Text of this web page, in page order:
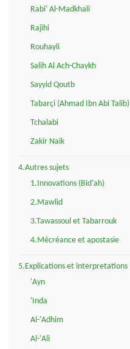
Rabi' Al-Madkhali
Rajihi
Rouhayli
Salih Al Ach-Chaykh
Sayyid Qoutb
Tabarçi (Ahmad Ibn Abi Talib)
Tchalabi
Zakir Naik
4.Autres sujets
1.Innovations (Bid'ah)
2.Mawlid
3.Tawassoul et Tabarrouk
4.Mécréance et apostasie
5.Explications et interpretations
'Ayn
'Inda
Al-'Adhim
Al-'Ali